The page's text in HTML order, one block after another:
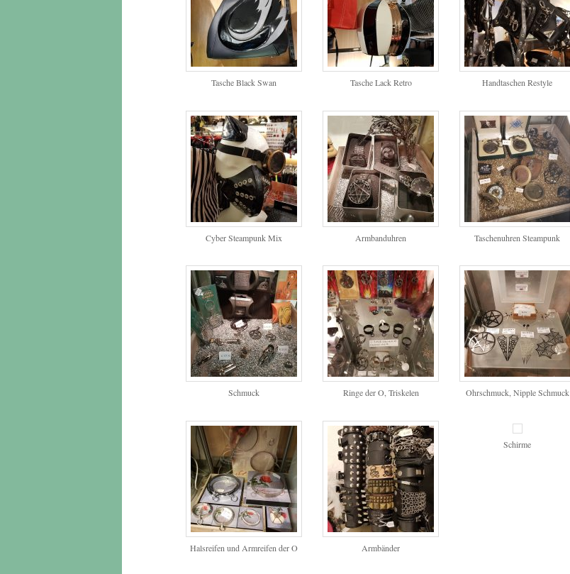
Tasche Black Swan Tasche Lack Retro Handtaschen Restyle
Cyber Steampunk Mix Armbanduhren Taschenuhren Steampunk
Schmuck Ringe der O, Triskelen Ohrschmuck, Nipple Schmuck
Halsreifen und Armreifen der O Armbänder
Schirme